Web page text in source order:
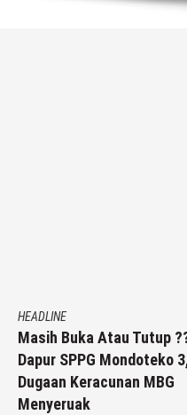
HEADLINE
Masih Buka Atau Tutup
Dapur SPPG Mondoteko
Dugaan Keracunan MBG
Menyeruak